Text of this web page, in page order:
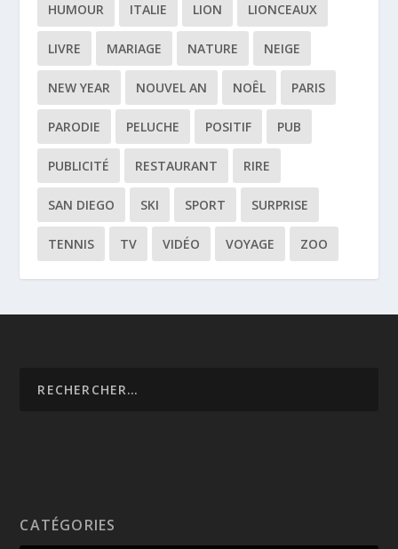
HUMOUR ITALIE LION LIONCEAUX
LIVRE MARIAGE NATURE NEIGE
NEW YEAR NOUVEL AN NOÊL PARIS
PARODIE PELUCHE POSITIF PUB
PUBLICITÉ RESTAURANT RIRE
SAN DIEGO SKI SPORT SURPRISE
TENNIS TV VIDÉO VOYAGE ZOO
CATÉGORIES